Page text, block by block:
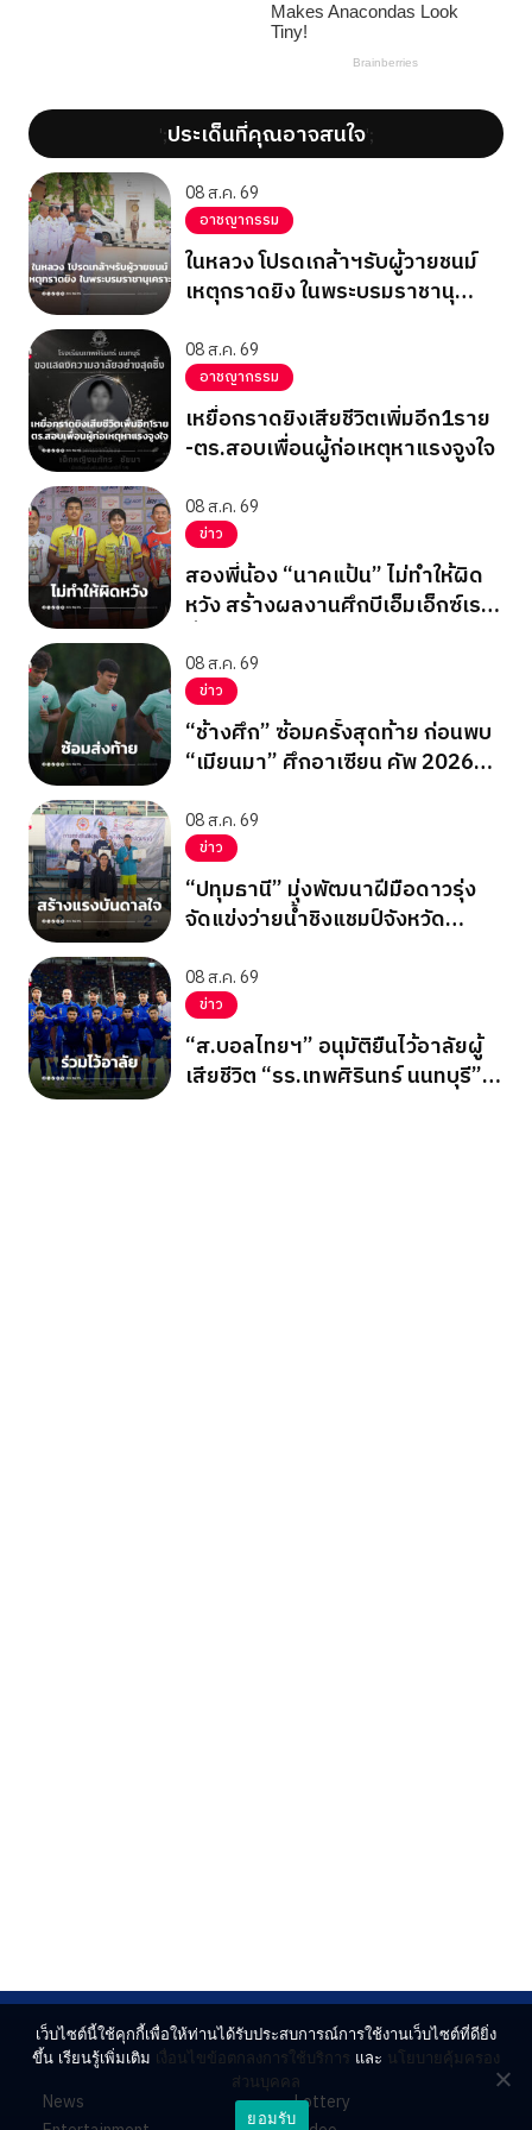
';ประเด็นที่คุณอาจสนใจ';
08 ส.ค. 69
อาชญากรรม
ในหลวง โปรดเกล้าฯรับผู้วายชนม์
เหตุกราดยิง ในพระบรมราชานุ
08 ส.ค. 69
อาชญากรรม
เหยื่อกราดยิงเสียชีวิตเพิ่มอีก1ราย
-ตร.สอบเพื่อนผู้ก่อเหตุหาแรงจูงใจ
08 ส.ค. 69
ข่าว
สองพี่น้อง “นาคแป้น” ไม่ทำให้ผิด
หวัง สร้างผลงานศึกบีเอ็มเอ็กซ์เรซ
08 ส.ค. 69
ข่าว
“ช้างศึก” ซ้อมครั้งสุดท้าย ก่อนพบ
“เมียนมา” ศึกอาเซียน คัพ 2026
08 ส.ค. 69
ข่าว
“ปทุมธานี” มุ่งพัฒนาฝีมือดาวรุ่ง
จัดแข่งว่ายน้ำชิงแชมป์จังหวัด
08 ส.ค. 69
ข่าว
“ส.บอลไทยฯ” อนุมัติยืนไว้อาลัยผู้
เสียชีวิต “รร.เทพศิรินทร์ นนทบุรี”
News
Lottery
เว็บไซต์นี้ใช้คุกกี้เพื่อให้ท่านได้รับประสบการณ์การใช้งานเว็บไซต์ที่ดียิ่ง
ขึ้น เรียนรู้เพิ่มเติม เงื่อนไขข้อตกลงการใช้บริการ และ นโยบายคุ้มครอง
ส่วนบุคคล
ยอมรับ